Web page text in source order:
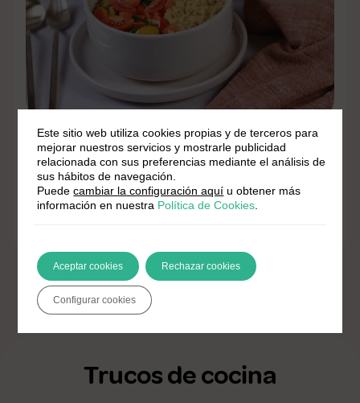
¿Aún no lo has probado?
Cuscús con verduras al borde de
la felicidad
Trucos de cocina
Este sitio web utiliza cookies propias y de terceros para
mejorar nuestros servicios y mostrarle publicidad
relacionada con sus preferencias mediante el análisis de
sus hábitos de navegación.
Puedecambiar la configuración aquí u obtener más
información en nuestra Política de Cookies
Aceptar cookies Rechazar cookies
Configurar cookies